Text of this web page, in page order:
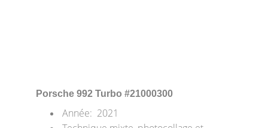
Porsche 992 Turbo #21000300
Année:  2021